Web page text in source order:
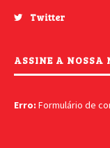
Twitter
ASSINE A NOSSA
Erro: Formulário de